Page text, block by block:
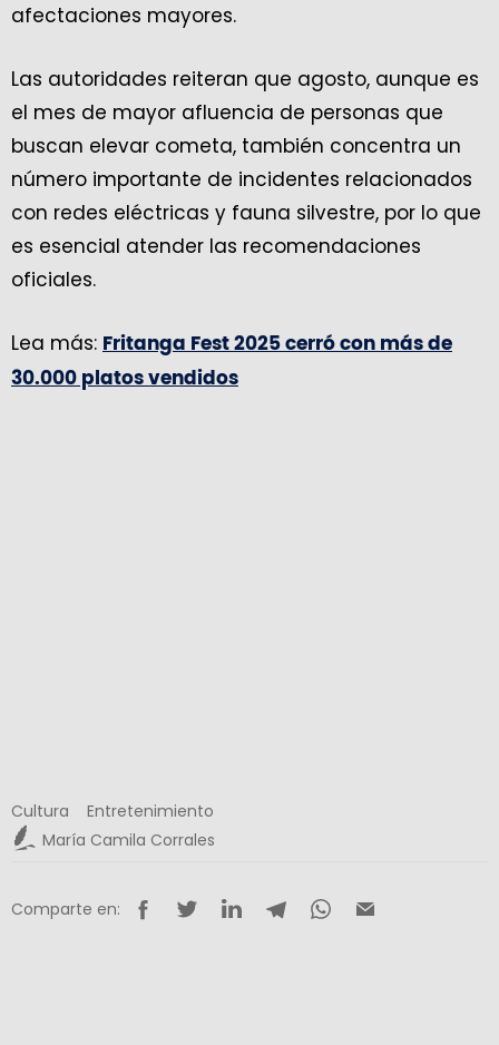
afectaciones mayores.
Las autoridades reiteran que agosto, aunque es
el mes de mayor afluencia de personas que
buscan elevar cometa, también concentra un
número importante de incidentes relacionados
con redes eléctricas y fauna silvestre, por lo que
es esencial atender las recomendaciones
oficiales.
Lea más: Fritanga Fest 2025 cerró con más de
30.000 platos vendidos
Cultura
Entretenimiento
María Camila Corrales
Comparte en: